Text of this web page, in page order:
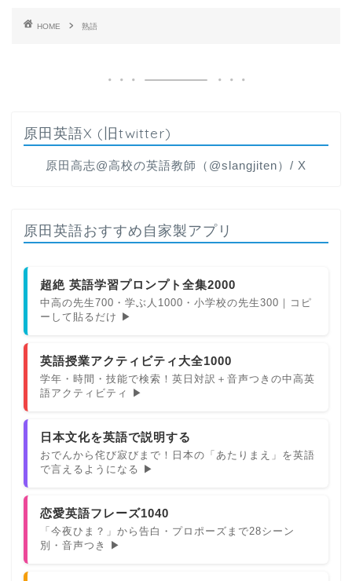
HOME 熟語
原田英語X (旧twitter)
原田高志@高校の英語教師（@slangjiten）/ X
原田英語おすすめ自家製アプリ
超絶 英語学習プロンプト全集2000
中高の先生700・学ぶ人1000・小学校の先生300｜コピ
ーして貼るだけ ▶
英語授業アクティビティ大全1000
学年・時間・技能で検索！英日対訳＋音声つきの中高英
語アクティビティ ▶
日本文化を英語で説明する
おでんから侘び寂びまで！日本の「あたりまえ」を英語
で言えるようになる ▶
恋愛英語フレーズ1040
「今夜ひま？」から告白・プロポーズまで28シーン
別・音声つき ▶